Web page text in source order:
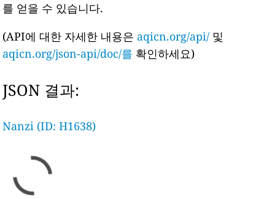
를 얻을 수 있습니다.
(API에 대한 자세한 내용은 aqicn.org/api/ 및
aqicn.org/json-api/doc/를 확인하세요)
JSON 결과:
Nanzi (ID: H1638)